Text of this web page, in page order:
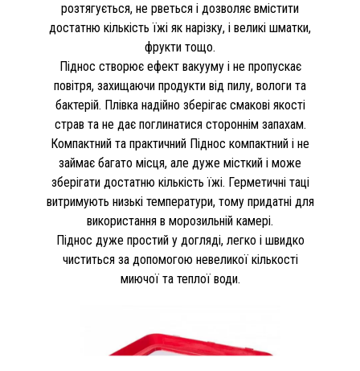
розтягується, не рветься і дозволяє вмістити
достатню кількість їжі як нарізку, і великі шматки,
фрукти тощо.
Піднос створює ефект вакууму і не пропускає
повітря, захищаючи продукти від пилу, вологи та
бактерій. Плівка надійно зберігає смакові якості
страв та не дає поглинатися стороннім запахам.
Компактний та практичний Піднос компактний і не
займає багато місця, але дуже місткий і може
зберігати достатню кількість їжі. Герметичні таці
витримують низькі температури, тому придатні для
використання в морозильній камері.
Піднос дуже простий у догляді, легко і швидко
чиститься за допомогою невеликої кількості
миючої та теплої води.